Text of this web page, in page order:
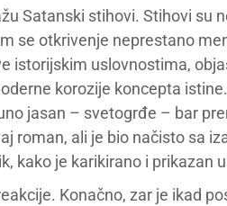
Satanski stihovi. Stihovi su
se otkrivenje neprestano
istorijskim uslovnostima,
korozije koncepta
jasan – svetogrđe – bar
roman, ali je bio načisto sa
kako je karikirano i prikazan
Konačno, zar je ikad